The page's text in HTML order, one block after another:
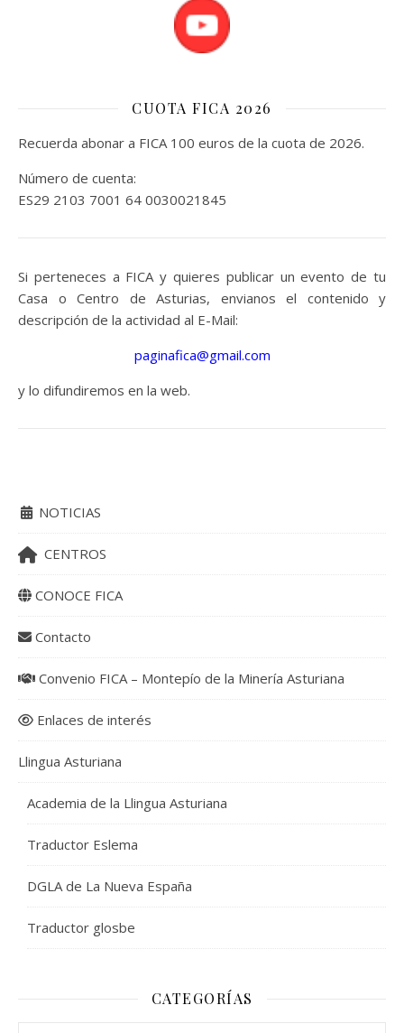
CUOTA FICA 2026
Recuerda abonar a FICA 100 euros de la cuota de 2026.
Número de cuenta:
ES29 2103 7001 64 0030021845
Si perteneces a FICA y quieres publicar un evento de tu
Casa o Centro de Asturias, envianos el contenido y
descripción de la actividad al E-Mail:
paginafica@gmail.com
y lo difundiremos en la web.
NOTICIAS
CENTROS
CONOCE FICA
Contacto
Convenio FICA – Montepío de la Minería Asturiana
Enlaces de interés
Llingua Asturiana
Academia de la Llingua Asturiana
Traductor Eslema
DGLA de La Nueva España
Traductor glosbe
CATEGORÍAS